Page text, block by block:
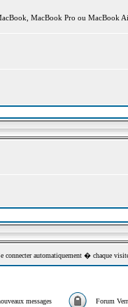
MacBook Pro ou MacBook
automatiquement � chaque
messages Forum